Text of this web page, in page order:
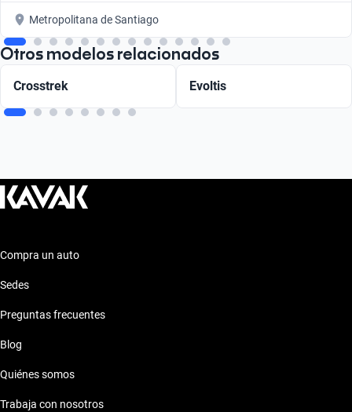
Metropolitana de Santiago
Otros modelos relacionados
Crosstrek Evoltis
Compra un auto
Sedes
Preguntas frecuentes
Blog
Quiénes somos
Trabaja con nosotros